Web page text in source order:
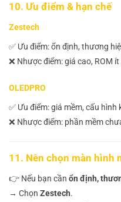
10. Ưu điểm & hạn chế
Zestech
✅ Ưu điểm: ổn định, thương
❌ Nhược điểm: giá cao, ROM ít
OLEDPRO
✅ Ưu điểm: giá mềm, cấu hình
❌ Nhược điểm: phần mềm
11. Nên chọn màn hình
👉 Nếu bạn cần ổn định,
→ Chọn Zestech.